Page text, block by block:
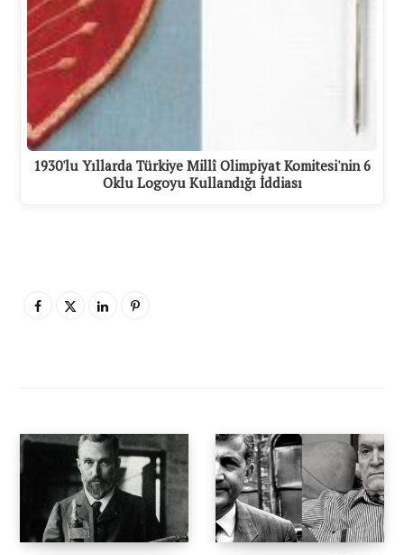
1930'lu Yıllarda Türkiye Millî Olimpiyat Komitesi'nin 6
Oklu Logoyu Kullandığı İddiası